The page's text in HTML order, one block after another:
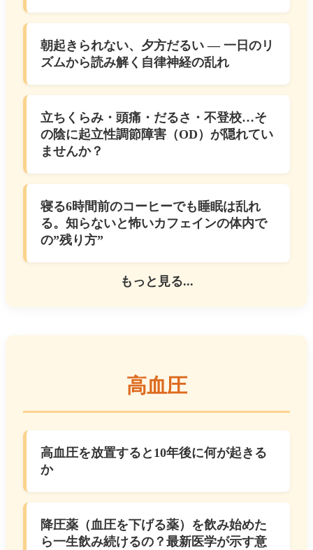
朝起きられない、夕方だるい ― 一日のリ
ズムから読み解く自律神経の乱れ
立ちくらみ・頭痛・だるさ・不登校…そ
の陰に起立性調節障害（OD）が隠れてい
ませんか？
寝る6時間前のコーヒーでも睡眠は乱れ
る。知らないと怖いカフェインの体内で
の”残り方”
もっと見る...
高血圧
高血圧を放置すると10年後に何が起きる
か
降圧薬（血圧を下げる薬）を飲み始めた
ら一生飲み続けるの？最新医学が示す意